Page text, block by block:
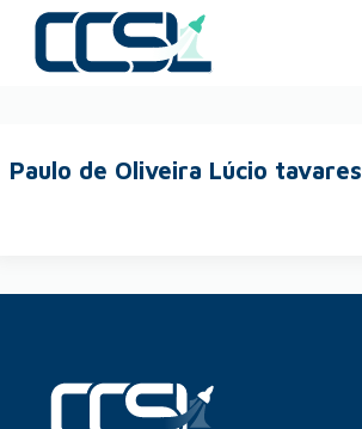
Paulo de Oliveira Lúcio tavares